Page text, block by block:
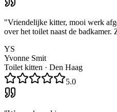
"Vriendelijke kitter, mooi werk
over het toilet naast de badkamer.
YS
Yvonne Smit
Toilet kitten · Den Haag
5.0